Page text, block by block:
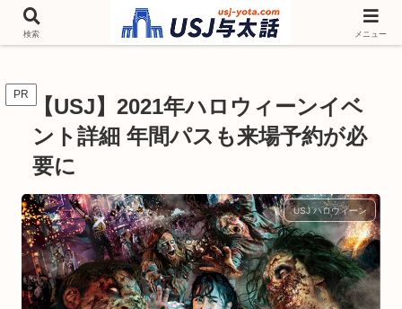
チケットやシーズンイベント ニンテンドーワールド アトラクションなどユニ
バを歩いて情報収集しています
PR 【USJ】2021年ハロウィーンイベ
ント詳細 年間パスも来場予約が必
要に
USJ ハロウィーン
検索 メニュー